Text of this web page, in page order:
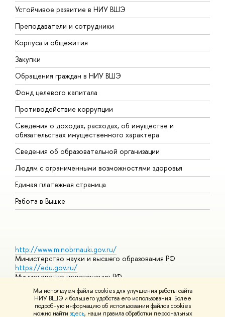
Мы используем файлы cookies для улучшения работы сайта
НИУ ВШЭ и большего удобства его использования. Более
подробную информацию об использовании файлов cookies
можно найти здесь, наши правила обработки персональных
Устойчивое развитие в НИУ ВШЭ
Преподаватели и сотрудники
Корпуса и общежития
Закупки
Обращения граждан в НИУ ВШЭ
Фонд целевого капитала
Противодействие коррупции
Сведения о доходах, расходах, об имуществе и
обязательствах имущественного характера
Сведения об образовательной организации
Людям с ограниченными возможностями здоровья
Единая платежная страница
Работа в Вышке
http://www.minobrnauki.gov.ru/
Министерство науки и высшего образования РФ
https://edu.gov.ru/
Министерство просвещения РФ
Массовые открытые онлайн-курсы